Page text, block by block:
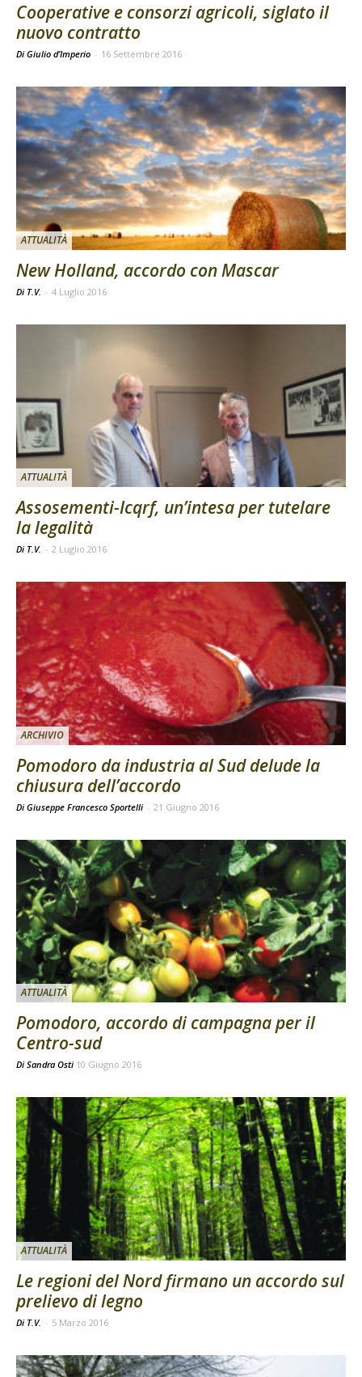
Cooperative e consorzi agricoli, siglato il
nuovo contratto
Di Giulio d’Imperio - 16 Settembre 2016
ATTUALITÀ
New Holland, accordo con Mascar
Di T.V. - 4 Luglio 2016
ATTUALITÀ
Assosementi-Icqrf, un’intesa per tutelare
la legalità
Di T.V. - 2 Luglio 2016
ARCHIVIO
Pomodoro da industria al Sud delude la
chiusura dell’accordo
Di Giuseppe Francesco Sportelli - 21 Giugno 2016
ATTUALITÀ
Pomodoro, accordo di campagna per il
Centro-sud
Di Sandra Osti 10 Giugno 2016
ATTUALITÀ
Le regioni del Nord firmano un accordo sul
prelievo di legno
Di T.V. - 5 Marzo 2016